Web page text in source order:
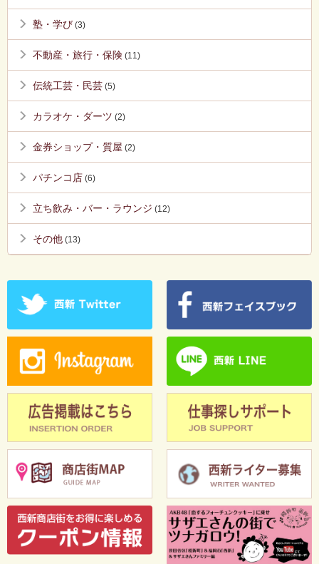
塾・学び (3)
不動産・旅行・保険 (11)
伝統工芸・民芸 (5)
カラオケ・ダーツ (2)
金券ショップ・質屋 (2)
パチンコ店 (6)
立ち飲み・バー・ラウンジ (12)
その他 (13)